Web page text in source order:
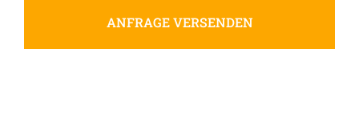
ANFRAGE VERSENDEN